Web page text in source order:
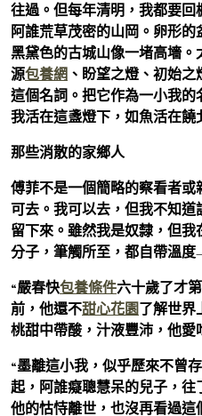
往過。但每年清明，我都要
阿誰荒草茂密的山岡。卵形
黑黛色的古城山像一堵高墻
源包養網 、盼望之燈、初始
這個名詞。把它作為一小我的
我活在這盞燈下，如魚活在饒
那些消散的家鄉人
傅菲不是一個簡略的察看者
可去。我可以去，但我不知道
留下來。雖然我是奴隸，但
分子，筆觸所至，都自帶溫
“嚴春快包養條件六十歲了才
前，他還不甜心花園了解世界
桃甜中帶酸，汁液豐沛，他愛
“墨離這小我，似乎歷來不曾
起，阿誰癡聰慧呆的兒子，
他的怙恃離世，也沒再看過這